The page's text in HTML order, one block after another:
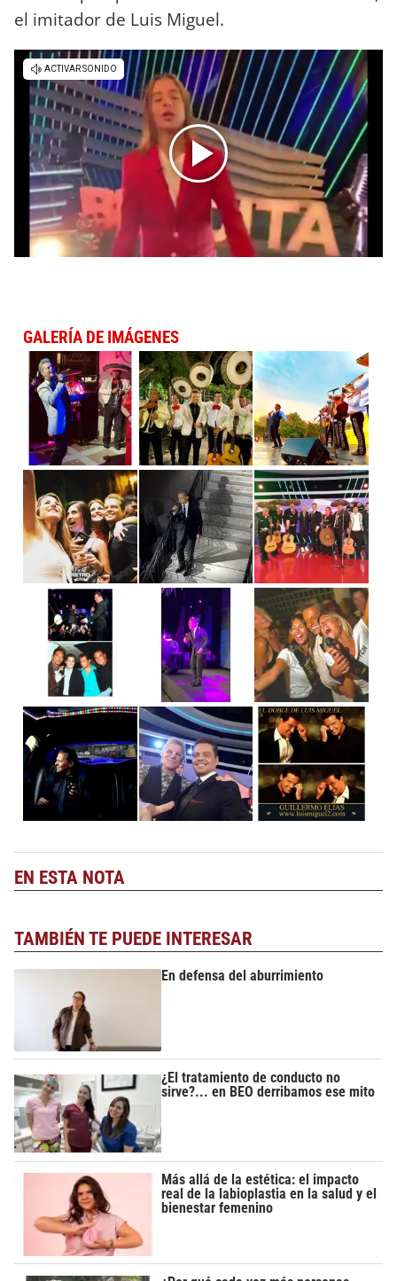
el imitador de Luis Miguel.
GALERÍA DE IMÁGENES
EN ESTA NOTA
TAMBIÉN TE PUEDE INTERESAR
En defensa del aburrimiento
¿El tratamiento de conducto no
sirve?... en BEO derribamos ese mito
Más allá de la estética: el impacto
real de la labioplastia en la salud y el
bienestar femenino